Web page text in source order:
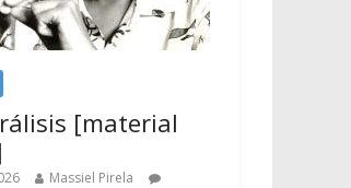
[material
Massiel Pirela